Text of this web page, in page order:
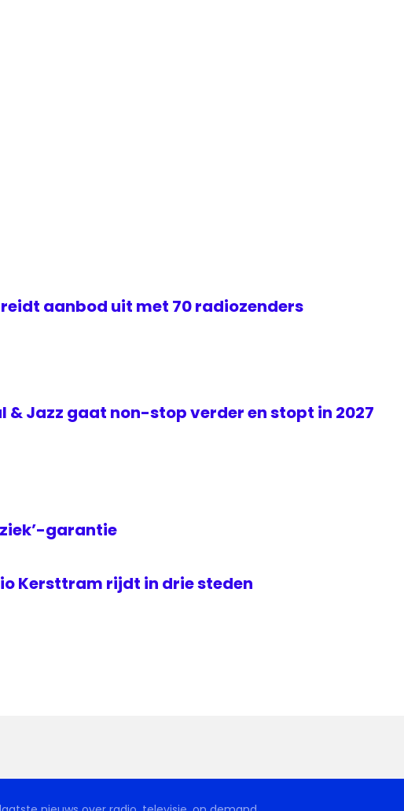
aanbod uit met 70 radiozenders
& Jazz gaat non-stop verder en stopt in 2027
garantie
Kersttram rijdt in drie steden